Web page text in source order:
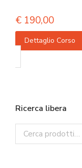
€ 190,00
Dettaglio Corso
Ricerca libera